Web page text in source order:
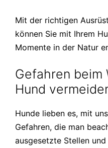
Mit der richtigen
können Sie mit Ihrem
Momente in der Natur
Gefahren beim
Hund
Hunde lieben es, mit
Gefahren, die man
ausgesetzte Stellen